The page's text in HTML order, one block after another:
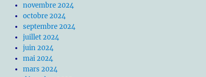
novembre 2024
octobre 2024
septembre 2024
juillet 2024
juin 2024
mai 2024
mars 2024